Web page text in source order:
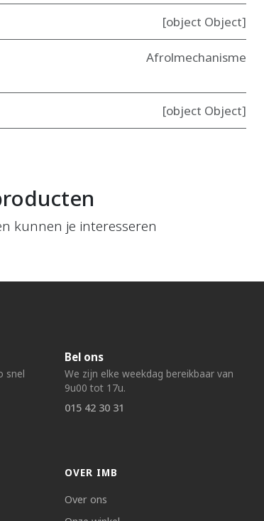
[object Object]
Afrolmechanisme
[object Object]
kunnen je interesseren
snel
Bel ons
We zijn elke weekdag bereikbaar van
9u00 tot 17u.
015 42 30 31
OVER IMB
Over ons